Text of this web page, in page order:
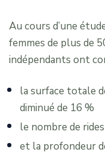
Au cours d’une
femmes de plus de
indépendants ont
la surface totale
diminué de 16 %
le nombre de
et la profondeur